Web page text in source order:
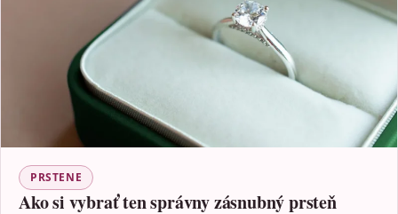
PRSTENE
Ako si vybrať ten správny zásnubný prsteň